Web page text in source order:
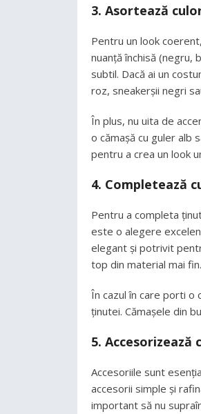
3. Asortează
Pentru un look
nuanță închisă (negru,
subtil. Dacă ai un
roz, sneakerșii negri
În plus, nu uita de
o cămașă cu guler alb
pentru a crea un look
4. Completează
Pentru a completa
este o alegere
elegant și potrivit
top din material mai fin.
În cazul în care porti o
ținutei. Cămașele din
5. Accesorizează
Accesoriile sunt
accesorii simple și
important să nu